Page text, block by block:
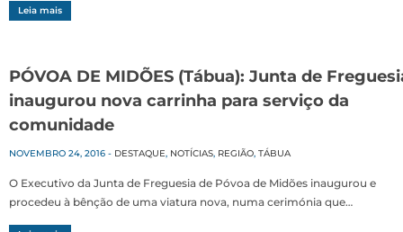
Leia mais
PÓVOA DE MIDÕES (Tábua): Junta de
inaugurou nova carrinha para serviço da
comunidade
NOVEMBRO 24, 2016 - DESTAQUE, NOTÍCIAS, REGIÃO, TÁBUA
O Executivo da Junta de Freguesia de Póvoa de Midões inaugurou e
procedeu à bênção de uma viatura nova, numa cerimónia que…